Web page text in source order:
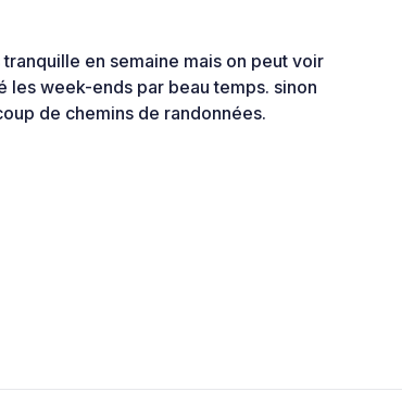
en semaine mais on peut voir
les week-ends par beau temps. sinon
de chemins de randonnées.